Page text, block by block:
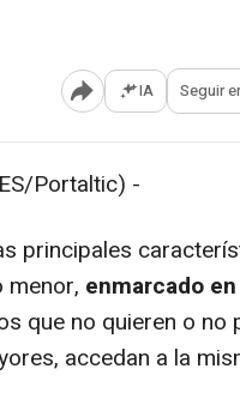
Abrir opciones
IA Seguir
Portaltic) -
principales
menor, enmarcado
que no quieren o no
accedan a la